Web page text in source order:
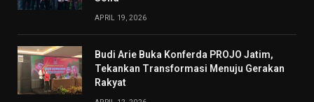
APRIL 19, 2026
Budi Arie Buka Konferda PROJO Jatim,
Tekankan Transformasi Menuju Gerakan
Rakyat